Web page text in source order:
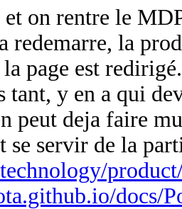
on rentre le
redemarre, la
page est
tant, y en a qui
peut deja faire
se servir de la
docs/